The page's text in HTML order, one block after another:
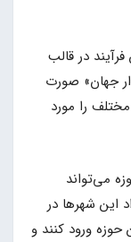
در قالب
جهان» صورت
کشورهای مختلف را مورد
می‌تواند
این شهرها در
ورود کنند و